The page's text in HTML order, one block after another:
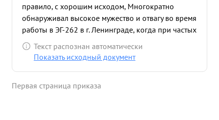
правило, с хорошим исходом, Многократно
обнаруживал высокое мужество и отвагу во время
работы в ЭГ-262 в г. Ленинграде, когда при частых
бомбардировнах и артобстрелах никогда не
покидал опер ационной продолжая оказывание
молодых зрачей. десятки хирургов, За время
Текст распознан автоматически
Показать исходный документ
Первая страница приказа